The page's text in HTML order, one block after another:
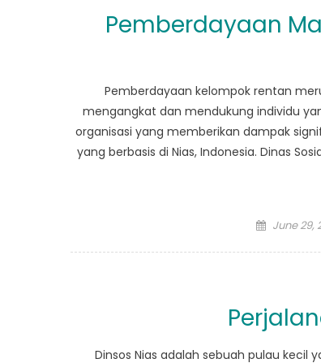
Pemberdayaan
Pemberdayaan kelompok rentan
mengangkat dan mendukung individu
organisasi yang memberikan dampak
yang berbasis di Nias, Indonesia. Dinas
Posted
June 29,
Dinsos Nias adalah sebuah pulau kecil